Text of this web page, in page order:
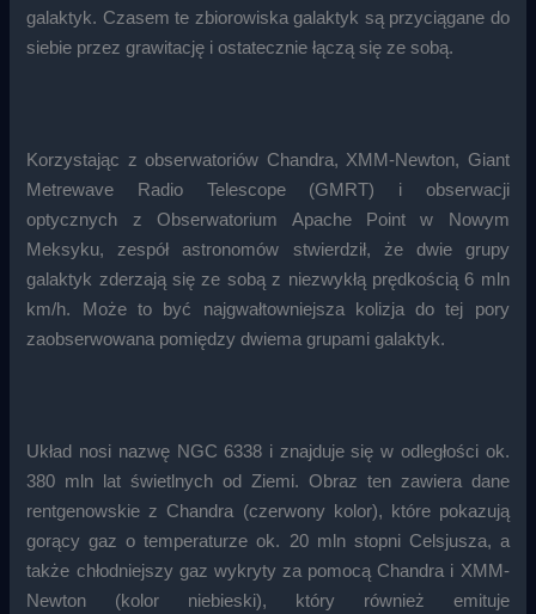
galaktyk. Czasem te zbiorowiska galaktyk są przyciągane do
siebie przez grawitację i ostatecznie łączą się ze sobą.
Korzystając z obserwatoriów Chandra, XMM-Newton, Giant
Metrewave Radio Telescope (GMRT) i obserwacji
optycznych z Obserwatorium Apache Point w Nowym
Meksyku, zespół astronomów stwierdził, że dwie grupy
galaktyk zderzają się ze sobą z niezwykłą prędkością 6 mln
km/h. Może to być najgwałtowniejsza kolizja do tej pory
zaobserwowana pomiędzy dwiema grupami galaktyk.
Układ nosi nazwę NGC 6338 i znajduje się w odległości ok.
380 mln lat świetlnych od Ziemi. Obraz ten zawiera dane
rentgenowskie z Chandra (czerwony kolor), które pokazują
gorący gaz o temperaturze ok. 20 mln stopni Celsjusza, a
także chłodniejszy gaz wykryty za pomocą Chandra i XMM-
Newton (kolor niebieski), który również emituje